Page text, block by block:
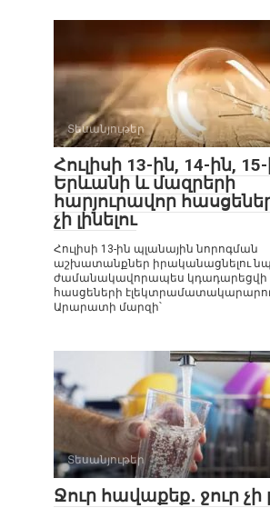
Տեսանյութեր
Հուլիսի 13-ին, 14-ին,
Երևանի և մազրերի
հարյուրավոր
չի լինելու
Հուլիսի 13-ին պլանային նորոգման
աշխատանքներ իրականացնելու
ժամանակավորապես կդադարեցվի
հասցեների
Արարատի մարզի՝
Տեսանյութեր
Ջուր հավաքեք․ ջուր չի